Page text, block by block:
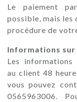
Le paiement
possible, mais les
procédure de
Informations sur
Les informations
au client 48
vous pouvez
0565963006.